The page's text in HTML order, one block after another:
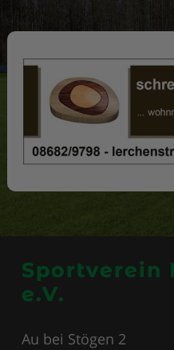
Sportverein
e.V.
Au bei Stögen 2